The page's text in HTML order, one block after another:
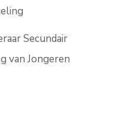
Secundair
van Jongeren